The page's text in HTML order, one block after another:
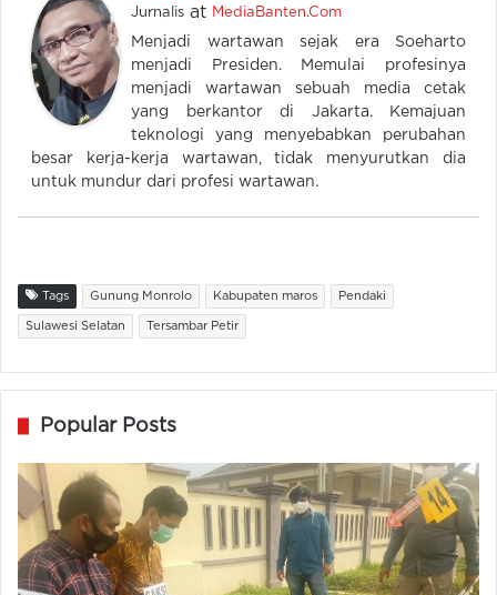
Jurnalis at MediaBanten.Com
Menjadi wartawan sejak era Soeharto
menjadi Presiden. Memulai profesinya
menjadi wartawan sebuah media cetak
yang berkantor di Jakarta. Kemajuan
teknologi yang menyebabkan perubahan
besar kerja-kerja wartawan, tidak menyurutkan dia
untuk mundur dari profesi wartawan.
Tags Gunung Monrolo Kabupaten maros Pendaki
Sulawesi Selatan Tersambar Petir
Popular Posts